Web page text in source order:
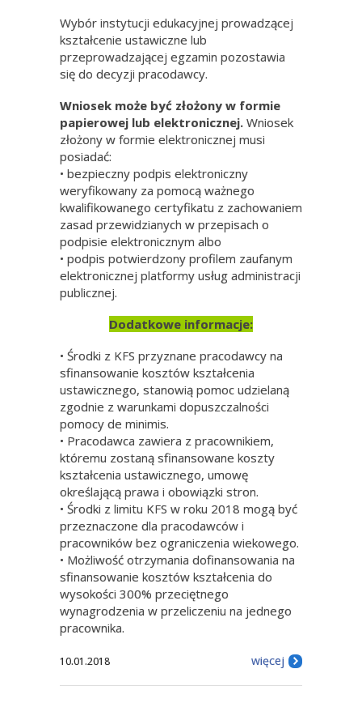
Wybór instytucji edukacyjnej prowadzącej
kształcenie ustawiczne lub
przeprowadzającej egzamin pozostawia
się do decyzji pracodawcy.
Wniosek może być złożony w formie
papierowej lub elektronicznej. Wniosek
złożony w formie elektronicznej musi
posiadać:
• bezpieczny podpis elektroniczny
weryfikowany za pomocą ważnego
kwalifikowanego certyfikatu z zachowaniem
zasad przewidzianych w przepisach o
podpisie elektronicznym albo
• podpis potwierdzony profilem zaufanym
elektronicznej platformy usług administracji
publicznej.
Dodatkowe informacje:
• Środki z KFS przyznane pracodawcy na
sfinansowanie kosztów kształcenia
ustawicznego, stanowią pomoc udzielaną
zgodnie z warunkami dopuszczalności
pomocy de minimis.
• Pracodawca zawiera z pracownikiem,
któremu zostaną sfinansowane koszty
kształcenia ustawicznego, umowę
określającą prawa i obowiązki stron.
• Środki z limitu KFS w roku 2018 mogą być
przeznaczone dla pracodawców i
pracowników bez ograniczenia wiekowego.
• Możliwość otrzymania dofinansowania na
sfinansowanie kosztów kształcenia do
wysokości 300% przeciętnego
wynagrodzenia w przeliczeniu na jednego
pracownika.
10.01.2018 więcej